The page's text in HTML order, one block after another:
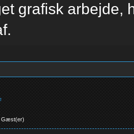
grafisk arbejde,
Gæst(er)